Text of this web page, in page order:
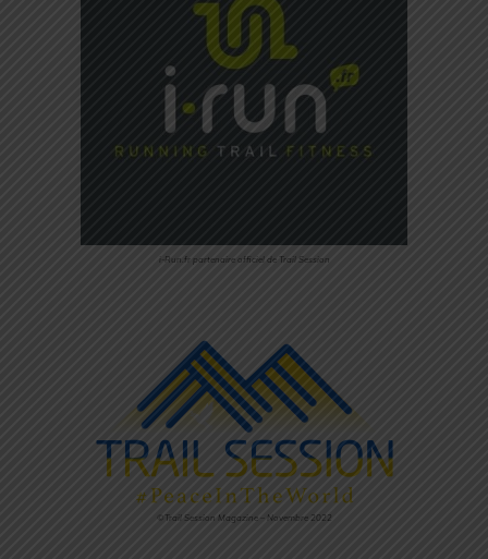
i-Run.fr partenaire officiel de Trail Session
©Trail Session Magazine – Novembre 2022